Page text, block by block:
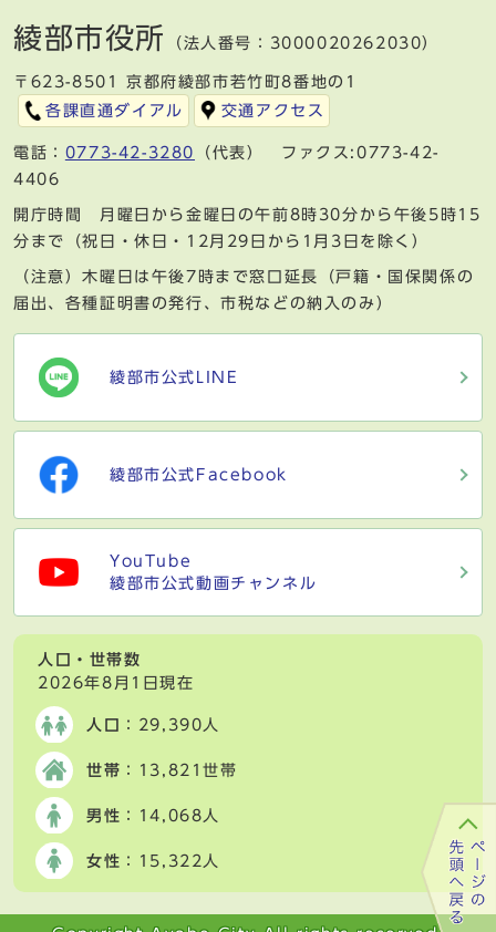
綾部市役所 （法人番号：3000020262030）
〒623-8501 京都府綾部市若竹町8番地の1
各課直通ダイアル
交通アクセス
電話： 0773-42-3280
（代表） ファクス:0773-42-
4406
開庁時間 月曜日から金曜日の午前8時30分から午後5時15
分まで（祝日・休日・12月29日から1月3日を除く）
（注意）木曜日は午後7時まで窓口延長（戸籍・国保関係の
届出、各種証明書の発行、市税などの納入のみ）
綾部市公式LINE
綾部市公式Facebook
YouTube
綾部市公式動画チャンネル
人口・世帯数
2026年8月1日現在
人口 ：29,390人
世帯 ：13,821世帯
男性 ：14,068人
女性 ：15,322人